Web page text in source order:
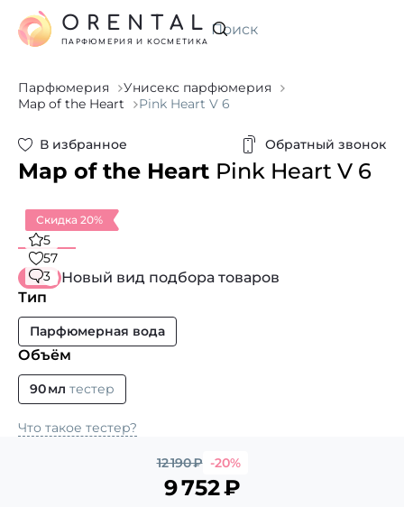
Искать
ORENTAL
ПАРФЮМЕРИЯ И КОСМЕТИКА
Парфюмерия
Унисекс парфюмерия
Map of the Heart
Pink Heart V 6
В избранное Обратный звонок
Map of the Heart Pink Heart V 6
Скидка 20%
5
57
3
Новый вид подбора товаров
Тип
Парфюмерная вода
Объём
90 мл тестер
Что такое тестер?
12 190₽ -20%
9 752₽